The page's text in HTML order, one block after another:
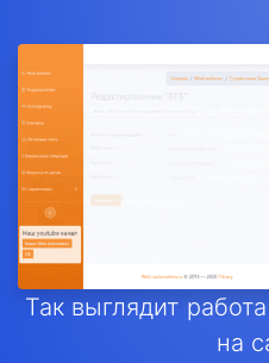
Так выглядит
на